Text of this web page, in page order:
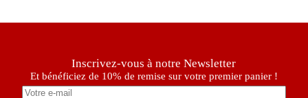
Inscrivez-vous à notre Newsletter
Et bénéficiez de 10% de remise sur votre premier panier !